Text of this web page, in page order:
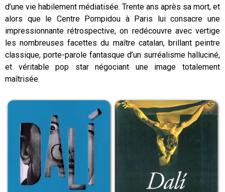
d’une vie habilement médiatisée. Trente ans après sa mort, et
alors que le Centre Pompidou à Paris lui consacre une
impressionnante rétrospective, on redécouvre avec vertige
les nombreuses facettes du maître catalan, brillant peintre
classique, porte-parole fantasque d’un surréalisme halluciné,
et véritable pop star négociant une image totalement
maîtrisée.